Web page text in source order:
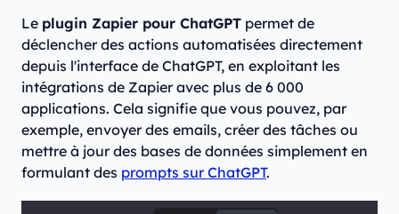
Le plugin Zapier pour ChatGPT permet de
déclencher des actions automatisées directement
depuis l'interface de ChatGPT, en exploitant les
intégrations de Zapier avec plus de 6 000
applications. Cela signifie que vous pouvez, par
exemple, envoyer des emails, créer des tâches ou
mettre à jour des bases de données simplement en
formulant des prompts sur ChatGPT.